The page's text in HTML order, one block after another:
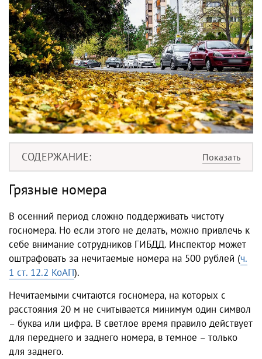
СОДЕРЖАНИЕ
Грязные номера
В осенний период сложно поддерживать чистоту
госномера. Но если этого не делать, можно привлечь к
себе внимание сотрудников ГИБДД. Инспектор может
оштрафовать за нечитаемые номера на 500 рублей (ч.
1 ст. 12.2 КоАП).
Нечитаемыми считаются госномера, на которых с
расстояния 20 м не считывается минимум один символ
– буква или цифра. В светлое время правило действует
для переднего и заднего номера, в темное – только
для заднего.